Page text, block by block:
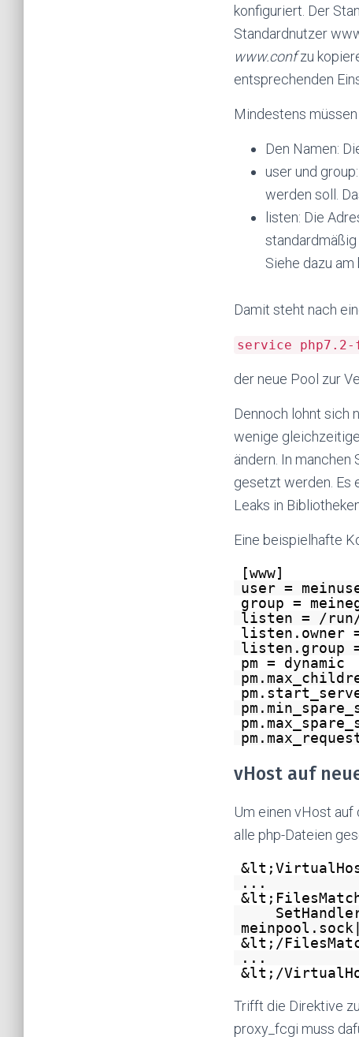
konfiguriert. Der
Standardnutzer
www.confzu
entsprechenden
Mindestens
Den Namen:
user und
werden soll.
listen: Die
standardmäßig
Siehe dazu
Damit steht nach
service
der neue Pool zur
Dennoch lohnt sich
wenige
ändern. In manchen
gesetzt werden. Es
Leaks in
Eine beispielhafte
[www]
user =
group =
listen = /run/
listen.owner =
listen.group =
pm = dynamic
vHost auf
Um einen vHost
alle php-Dateien
...
meinpool.sock|
&lt;/
...
&lt;/
Trifft die Direktive
proxy_fcgi muss